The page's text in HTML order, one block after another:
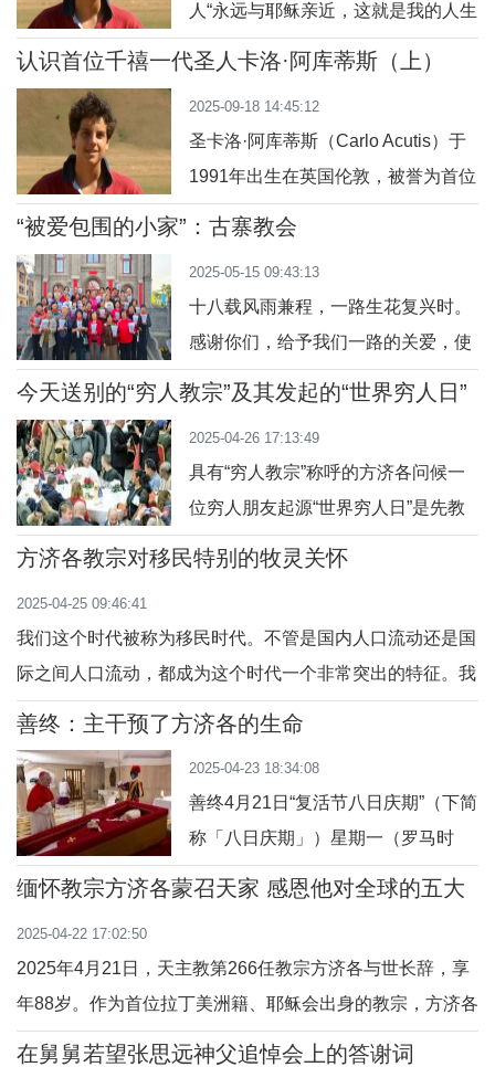
而光辉的足迹。生于信仰，执着一生
1923年，曹西河生于兖州一个老教友
与他亲近的人，
人“永远与耶稣亲近，这就是我的人生
计划。” —— 卡洛·阿库蒂斯圣卡洛·
父母是意大利人，他于1991年5月3日
出生于英国伦敦。在卡洛还很小的时
候，他的父母就搬回了意大利米兰，
卡洛在那里长大。卡洛是一个快乐聪
有
认识首位千禧一代圣人卡洛·阿库蒂斯（上）
2025-09-18 14:45:12
圣卡洛·阿库蒂斯（Carlo Acutis）于
1991年出生在英国伦敦，被誉为首位
成为圣人的千禧年一代，彰显了他的
在一个宗教信仰并不很热心的家庭中
成长，但却培养了他对圣体的虔诚，
每天参加弥撒并花费很多时间在圣体
柜前拜圣体。他的灵性成熟，体现在
玫瑰经，
“被爱包围的小家”：古寨教会
2025-05-15 09:43:13
十八载风雨兼程，一路生花复兴时。
感谢你们，给予我们一路的关爱，使
我们拥有了一个温馨的家——一、喜
境高速路东侧、汾峪沙河南岸边的这
座小堂今日呈现出别样的生息，瞧，
一群小伙子在忙着贴对联，升架机也
来帮忙了。后院的院子里支起了帐
干净利落，碗筷
今天送别的“穷人教宗”及其发起的“世界穷人日”
2025-04-26 17:13:49
具有“穷人教宗”称呼的方济各问候一
位穷人朋友起源“世界穷人日”是先教
宗方济各在2016年准备特殊慈悲禧年
年闭幕礼仪上宣布设立：“当世界各地
的主教座堂、朝圣地都把慈悲的圣门
掩闭时……我灵光一闪，想到全教会
界穷
方济各教宗对移民特别的牧灵关怀
2025-04-25 09:46:41
我们这个时代被称为移民时代。不管是国内人口流动还是国
际之间人口流动，都成为这个时代一个非常突出的特征。我
们要善待移民，方济各教宗的家庭也是从意大利移民到南美
期间，特别呼吁国际社会要关心移民问题。可以这样说，他
是一位为移民发声的教宗。从以下他的言论及
善终：主干预了方济各的生命
2025-04-23 18:34:08
善终4月21日“复活节八日庆期”（下简
称「八日庆期」）星期一（罗马时
间）凌晨 5:30 左右，感到身体不适
时感谢了私人医生及照顾他的护士等
人。一个多小时后，方济各向身边医
护人员挥手致意告别后，陷入昏迷约
缅怀教宗方济各蒙召天家 感恩他对全球的五大
2025-04-22 17:02:50
2025年4月21日，天主教第266任教宗方济各与世长辞，享
年88岁。作为首位拉丁美洲籍、耶稣会出身的教宗，方济各
以改革精神和对边缘群体的关注重塑了教会的全球形象。出
在舅舅若望张思远神父追悼会上的答谢词